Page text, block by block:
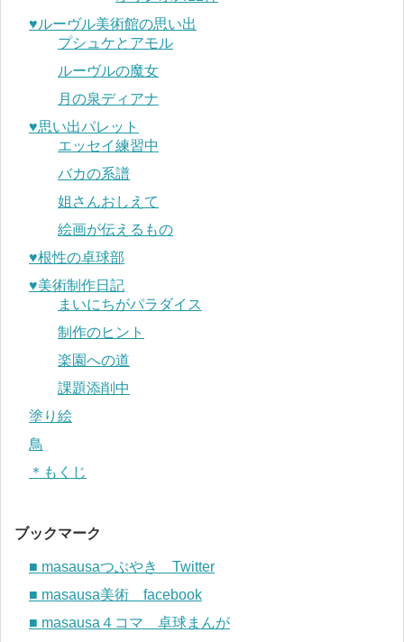
♥︎ルーヴル美術館の思い出
プシュケとアモル
ルーヴルの魔女
月の泉ディアナ
♥︎思い出パレット
エッセイ練習中
バカの系譜
姐さんおしえて
絵画が伝えるもの
♥︎根性の卓球部
♥︎美術制作日記
まいにちがパラダイス
制作のヒント
楽園への道
課題添削中
塗り絵
鳥
＊もくじ
ブックマーク
■ masausaつぶやき Twitter
■ masausa美術 facebook
■ masausa４コマ 卓球まんが